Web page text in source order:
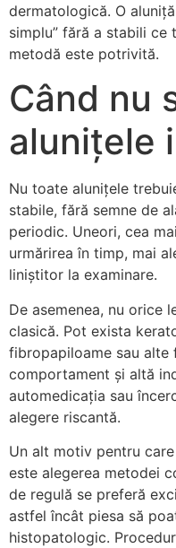
dermatologică. O
simplu” fără a stabili ce
metodă este potrivită.
Când nu
alunițele
Nu toate alunițele
stabile, fără semne de
periodic. Uneori, cea
urmărirea în timp, mai
liniștitor la examinare.
De asemenea, nu orice
clasică. Pot exista
fibropapiloame sau alte
comportament și altă
automedicația sau
alegere riscantă.
Un alt motiv pentru
este alegerea metodei
de regulă se preferă
astfel încât piesa să
histopatologic.